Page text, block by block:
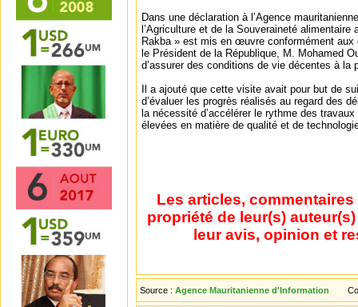
Dans une déclaration à l’Agence
l’Agriculture et de la Souveraineté alimentaire
Rakba » est mis en œuvre conformément
le Président de la République, M. Mohamed
d’assurer des conditions de vie décentes à la
Il a ajouté que cette visite avait pour but de
d’évaluer les progrès réalisés au regard des
la nécessité d’accélérer le rythme des
élevées en matière de qualité et de
Les articles,
propriété de leur(s)
leur avis, opinion et
Source : Agence Mauritanienne d'Information